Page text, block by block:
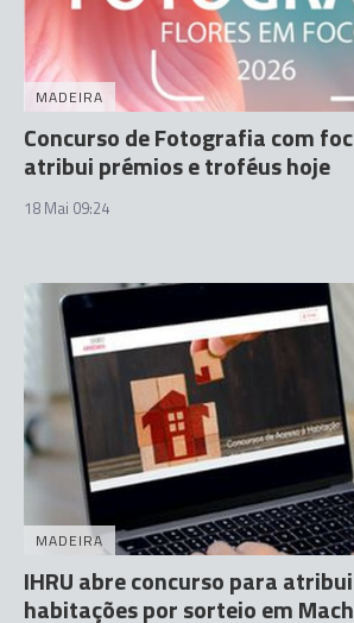
MADEIRA
Concurso de Fotografia com
atribui prémios e troféus hoje
18 Mai 09:24
MADEIRA
IHRU abre concurso para
habitações por sorteio em